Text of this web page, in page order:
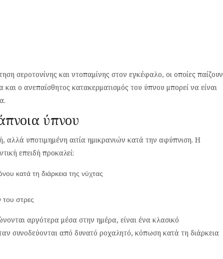
σεροτονίνης και ντοπαμίνης στον εγκέφαλο, οι οποίες παίζουν
ο ανεπαίσθητος κατακερματισμός του ύπνου μπορεί να είναι
ύπνου
αλλά υποτιμημένη αιτία ημικρανιών κατά την αφύπνιση. Η
επειδή προκαλεί:
κατά τη διάρκεια της νύχτας
στρες
αργότερα μέσα στην ημέρα, είναι ένα κλασικό
συνοδεύονται από δυνατό ροχαλητό, κόπωση κατά τη διάρκεια